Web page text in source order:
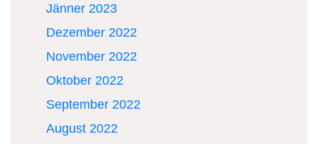
Jänner 2023
Dezember 2022
November 2022
Oktober 2022
September 2022
August 2022